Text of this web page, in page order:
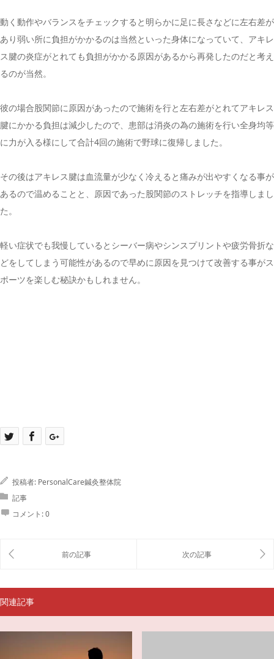
動く動作やバランスをチェックすると明らかに足に長さなどに左右差が
あり弱い所に負担がかかるのは当然といった身体になっていて、アキレ
ス腱の炎症がとれても負担がかかる原因があるから再発したのだと考え
るのが当然。
彼の場合股関節に原因があったので施術を行と左右差がとれてアキレス
腱にかかる負担は減少したので、患部は消炎の為の施術を行い全身均等
に力が入る様にして合計4回の施術で野球に復帰しました。
その後はアキレス腱は血流量が少なく冷えると痛みが出やすくなる事が
あるので温めることと、原因であった股関節のストレッチを指導しまし
た。
軽い症状でも我慢しているとシーバー病やシンスプリントや疲労骨折な
どをしてしまう可能性があるので早めに原因を見つけて改善する事がス
ポーツを楽しむ秘訣かもしれません。
投稿者: PersonalCare鍼灸整体院
記事
コメント:0
関連記事